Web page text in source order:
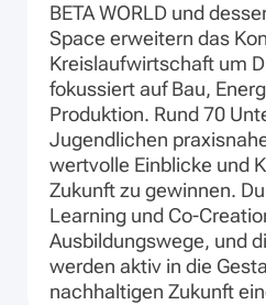
BETA WORLD und
Space erweitern das
Kreislaufwirtschaft um
fokussiert auf Bau,
Produktion. Rund 70
Jugendlichen
wertvolle Einblicke und
Zukunft zu gewinnen.
Learning und Co-
Ausbildungswege, und
werden aktiv in die
nachhaltigen Zukunft